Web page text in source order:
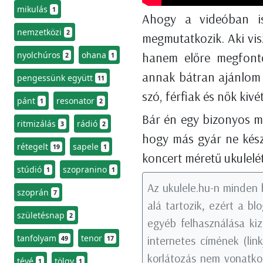
mikulás 1
nemzetközi 2
nyolchúros 2 ohana 1
pengessünk együtt 11
pánt 1 resonator 2
ritmizálás 3 rádió 2
rétegelt 19 sapele 1
stúdió 1 szopranino 1
szoprán 7
születésnap 2
tanfolyam 49 tenor 17
1 1
Ahogy a videóban
megmutatkozik. Aki
hanem előre
annak bátran
szó, férfiak és nők
Bár én egy bizonyos
hogy más gyár ne
koncert méretű
Az ukulele.hu-n
alá tartozik, ezért a
egyéb felhasználása
internetes címének
korlátozás nem